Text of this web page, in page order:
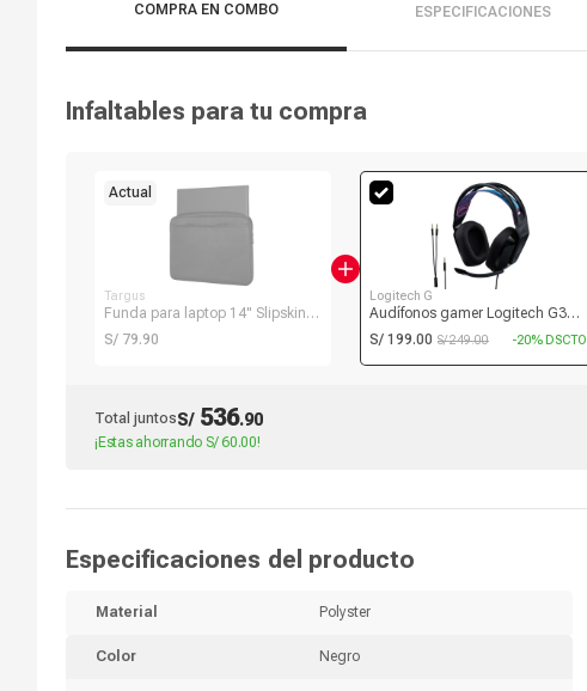
COMPRA EN COMBO ESPECIFICACIONES
Infaltables para tu compra
Actual
Targus
Funda para laptop 14" Slipskin
Sleeve, negro
S/ 79.90
Logitech G
Audífonos gamer Logitech G335
con micrófono, conexión jack
dB, PC y consolas, negro
S/ 199.00 S/ 249.00 -20% DSCTO
Total juntosS/ 536.90
¡Estas ahorrando S/ 60.00!
Especificaciones del producto
Material Polyster
Color Negro